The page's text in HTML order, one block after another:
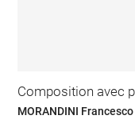
Composition avec